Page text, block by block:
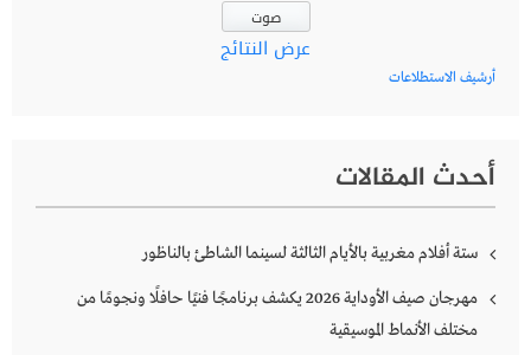
عرض النتائج
أرشيف الاستطلاعات
أحدث المقالات
ستة أفلام مغربية بالأيام الثالثة لسينما الشاطئ بالناظور
مهرجان صيف الأوداية 2026 يكشف برنامجًا فنيًا حافلًا ونجومًا من
مختلف الأنماط الموسيقية